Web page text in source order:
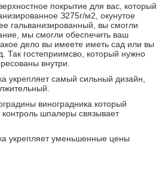
покрытие для вас, который
З275г/м2, окунутое
гальванизированный, вы смогли
мы смогли обеспечить ваш
дело вы имеете иметь сад или вы
Так гостеприимсво, который нужно
внутри.
укрепляет самый сильный дизайн,
виноградника который
шпалеры связывает
укрепляет уменьшенные цены